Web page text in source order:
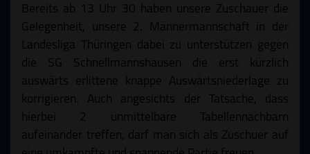
Bereits ab 13 Uhr 30 haben unsere Zuschauer die
Gelegenheit, unsere 2. Männermannschaft in der
Landesliga Thüringen dabei zu unterstützen gegen
die SG Schnellmannshausen die erst kürzlich
auswärts erlittene knappe Auswärtsniederlage zu
korrigieren. Auch angesichts der Tatsache, dass
hierbei 2 unmittelbare Tabellennachbarn
aufeinander treffen, darf man sich als Zuschuer auf